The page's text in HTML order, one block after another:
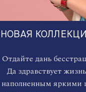
НОВАЯ
Отдайте дань
Да здравствует
наполненным яркими